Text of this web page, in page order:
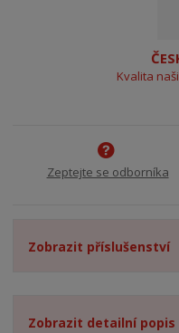
Kvalita
Zeptejte se odborníka
Zobrazit příslušenství
Zobrazit detailní popis